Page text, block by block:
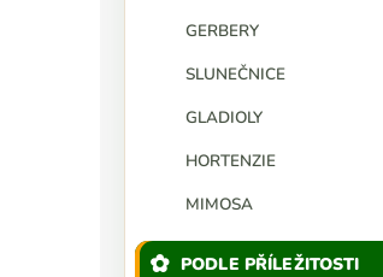
GERBERY
SLUNEČNICE
GLADIOLY
HORTENZIE
MIMOSA
PODLE PŘÍLEŽITOSTI